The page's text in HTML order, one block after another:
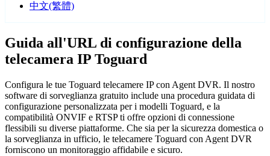
中文(繁體)
Guida all'URL di configurazione della
telecamera IP Toguard
Configura le tue Toguard telecamere IP con Agent DVR. Il nostro
software di sorveglianza gratuito include una procedura guidata di
configurazione personalizzata per i modelli Toguard, e la
compatibilità ONVIF e RTSP ti offre opzioni di connessione
flessibili su diverse piattaforme. Che sia per la sicurezza domestica o
la sorveglianza in ufficio, le telecamere Toguard con Agent DVR
forniscono un monitoraggio affidabile e sicuro.